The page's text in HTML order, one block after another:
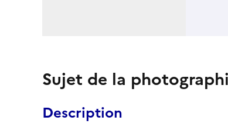
Sujet de la
Description